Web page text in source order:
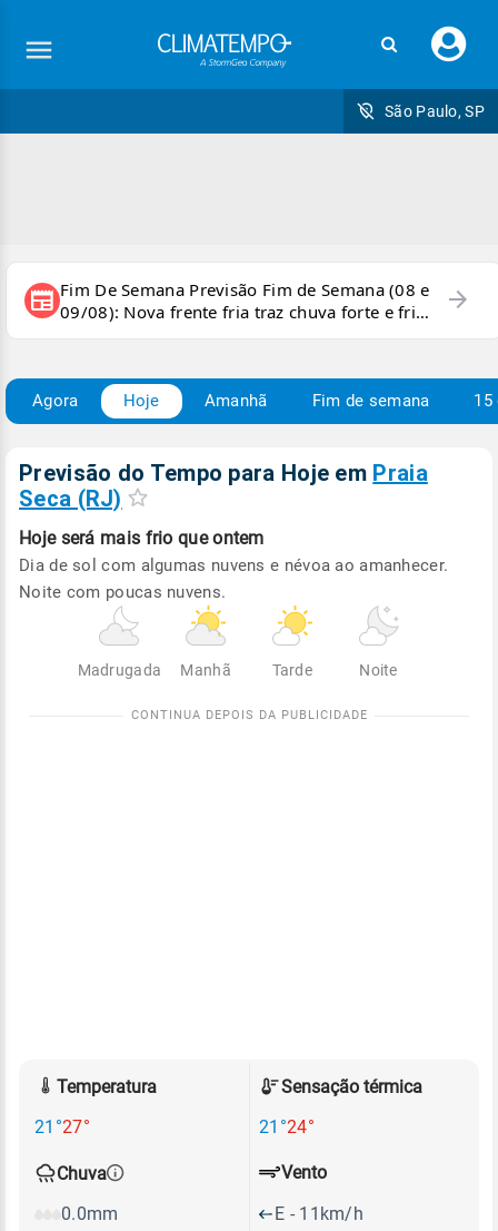
seu
São Paulo, SP
newspaper Fim De Semana Previsão Fim de Semana (08 e
09/08): Nova frente fria traz chuva forte e frio
para áreas do país
arrow_forward
Agora Hoje Amanhã Fim de semana 15
Previsão do Tempo para Hoje em Praia
Seca (RJ)
Hoje será mais frio que ontem
Dia de sol com algumas nuvens e névoa ao amanhecer.
Noite com poucas nuvens.
Madrugada Manhã Tarde Noite
Temperatura
21°27°
Sensação térmica
21°24°
Chuva
0.0mm
Vento
E - 11km/h